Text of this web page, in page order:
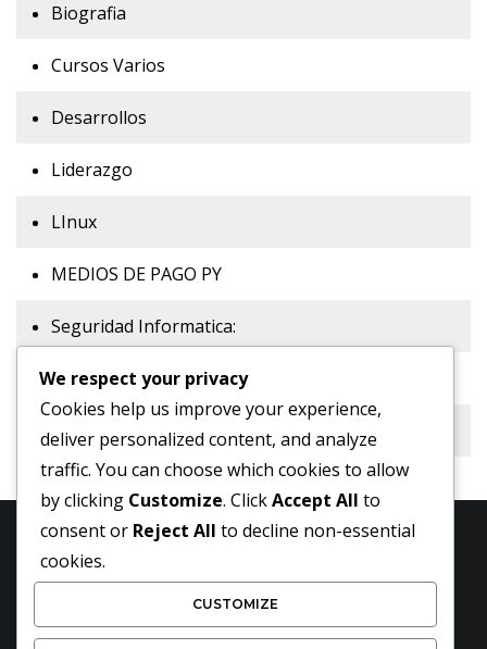
Biografia
Cursos Varios
Desarrollos
Liderazgo
LInux
MEDIOS DE PAGO PY
Seguridad Informatica:
Sitios Web:
Tecnologia:
We respect your privacy
Cookies help us improve your experience,
deliver personalized content, and analyze
traffic. You can choose which cookies to allow
by clicking Customize. ClickAccept All to
consent or Reject All to decline non-essential
cookies.
CUSTOMIZE